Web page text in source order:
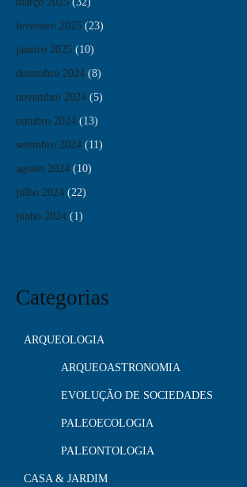
fevereiro 2025 (23)
janeiro 2025 (10)
dezembro 2024 (8)
novembro 2024 (5)
outubro 2024 (13)
setembro 2024 (11)
agosto 2024 (10)
julho 2024 (22)
junho 2024 (1)
Categorias
ARQUEOLOGIA
ARQUEOASTRONOMIA
EVOLUÇÃO DE SOCIEDADES
PALEOECOLOGIA
PALEONTOLOGIA
CASA & JARDIM